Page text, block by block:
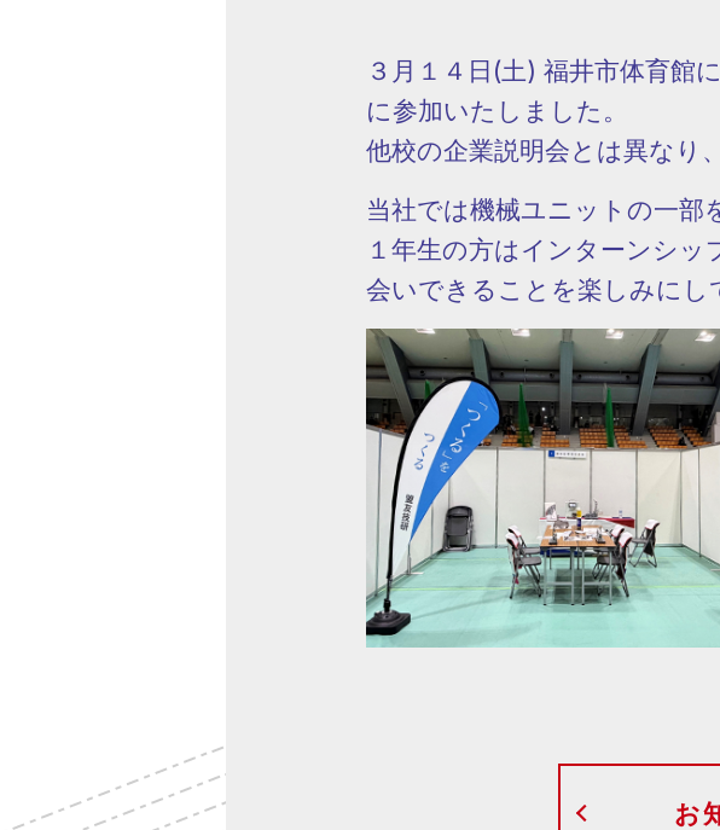
３月１４日(土) 福井市体育館
に参加いたしました。
他校の企業説明会とは異なり
当社では機械ユニットの一部
１年生の方はインターンシッ
会いできることを楽しみにし
お